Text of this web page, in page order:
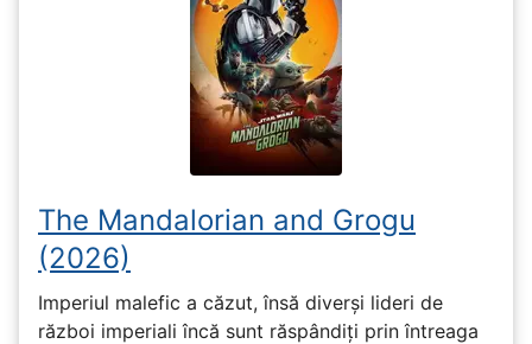
The Mandalorian and Grogu
(2026)
Imperiul malefic a căzut, însă diverși lideri de
război imperiali încă sunt răspândiți prin întreaga